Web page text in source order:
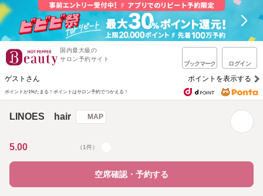
国内最大級の
サロン予約サイト
ブックマーク ログイン
ゲストさん ポイントを表示する
ポイントが1%たまる！ ポイントはサロン予約でつかえる！
LINOES hair MAP
5.00 （1件）
空席確認・予約する